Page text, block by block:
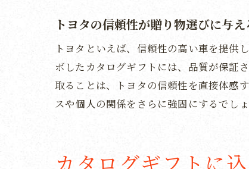
カタ
トヨタの信頼性が贈り物選びに与
トヨタといえば、信頼性の高い車を提供
ボしたカタログギフトには、品質が保証
取ることは、トヨタの信頼性を直接体感
スや個人の関係をさらに強固にするでしょ
カタログギフトに